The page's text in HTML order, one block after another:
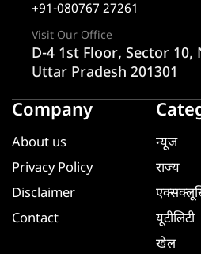
+91-080767 27261
Visit Our Office
D-4 1st Floor, Sector 10,
Uttar Pradesh 201301
Company
About us
Privacy Policy
Disclaimer
Contact
न्यूज
राज्य
यूटीलिटी
खेल